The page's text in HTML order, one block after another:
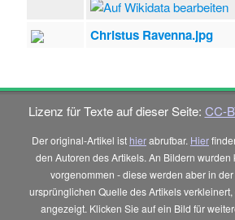
Christus Ravenna.jpg
Lizenz für Texte auf dieser Seite: CC-
Der original-Artikel ist hierabrufbar. Hier
den Autoren des Artikels. An Bildern
vorgenommen - diese werden aber in
ursprünglichen Quelle des Artikels
angezeigt. Klicken Sie auf ein Bild für